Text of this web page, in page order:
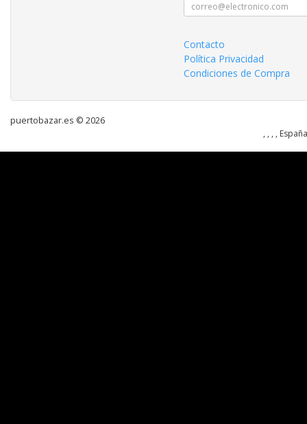
Contacto
Política Privacidad
Condiciones de Compra
puertobazar.es © 2026
, , , ,